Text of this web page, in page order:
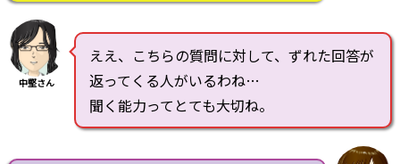
中堅さん
ええ、こちらの質問に対して、ずれた回答が
返ってくる人がいるわね…
聞く能力ってとても大切ね。